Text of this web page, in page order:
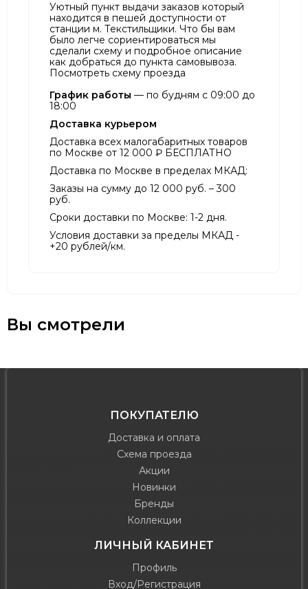
Уютный пункт выдачи заказов который
находится в пешей доступности от
станции м. Текстильщики. Что бы вам
было легче сориентироваться мы
сделали схему и подробное описание
как добраться до пункта самовывоза.
Посмотреть схему проезда
График работы — по будням с 09:00 до
18:00
Доставка курьером
Доставка всех малогабаритных товаров
по Москве от 12 000 ₽ БЕСПЛАТНО
Доставка по Москве в пределах МКАД:
Заказы на сумму до 12 000 руб. – 300
руб.
Сроки доставки по Москве: 1-2 дня.
Условия доставки за пределы МКАД -
+20 рублей/км.
Вы смотрели
ПОКУПАТЕЛЮ
Доставка и оплата
Схема проезда
Акции
Новинки
Бренды
Коллекции
ЛИЧНЫЙ КАБИНЕТ
Профиль
Вход/Регистрация